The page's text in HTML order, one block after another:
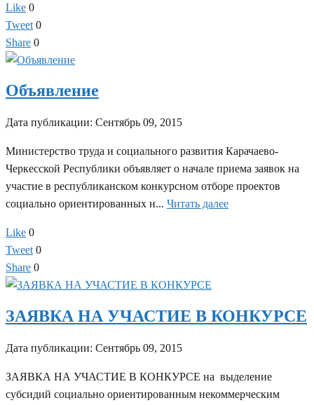
Like 0
Tweet 0
Share 0
Объявление
Дата публикации: Сентябрь 09, 2015
Министерство труда и социального развития Карачаево-
Черкесской Республики объявляет о начале приема заявок на
участие в республиканском конкурсном отборе проектов
социально ориентированных н... Читать далее
Like 0
Tweet 0
Share 0
ЗАЯВКА НА УЧАСТИЕ В КОНКУРСЕ
Дата публикации: Сентябрь 09, 2015
ЗАЯВКА НА УЧАСТИЕ В КОНКУРСЕ на выделение
субсидий социально ориентированным некоммерческим